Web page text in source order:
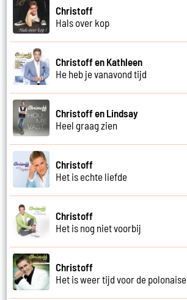
Christoff
Hals over kop
Christoff en Kathleen
He heb je vanavond tijd
Christoff en Lindsay
Heel graag zien
Christoff
Het is echte liefde
Christoff
Het is nog niet voorbij
Christoff
Het is weer tijd voor de polonaise